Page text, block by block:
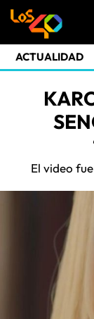
ACTUALIDAD
El video